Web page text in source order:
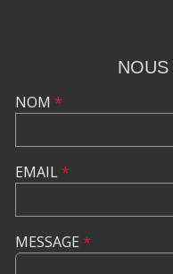
NOUS
NOM *
EMAIL*
MESSAGE *